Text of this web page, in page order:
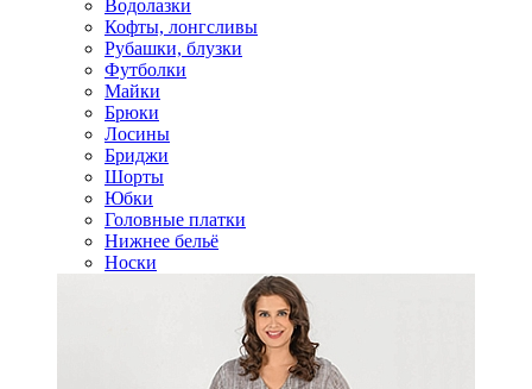
Водолазки
Кофты, лонгсливы
Рубашки, блузки
Футболки
Майки
Брюки
Лосины
Бриджи
Шорты
Юбки
Головные платки
Нижнее бельё
Носки